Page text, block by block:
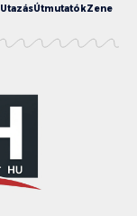
UtazásÚtmutatókZene